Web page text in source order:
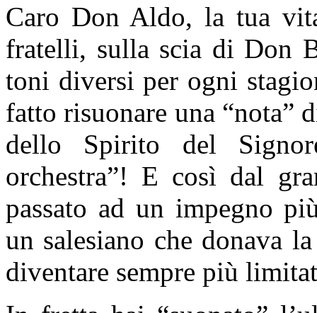
Caro Don Aldo, la tua
fratelli, sulla scia di Don
toni diversi per ogni
fatto risuonare una “nota”
dello Spirito del
orchestra”! E così dal
passato ad un impegno
un salesiano che donava
diventare sempre più